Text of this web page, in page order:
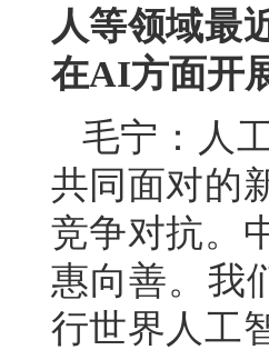
人等领域最
在AI方面开
毛宁：人
共同面对的
竞争对抗。
惠向善。我
行世界人工